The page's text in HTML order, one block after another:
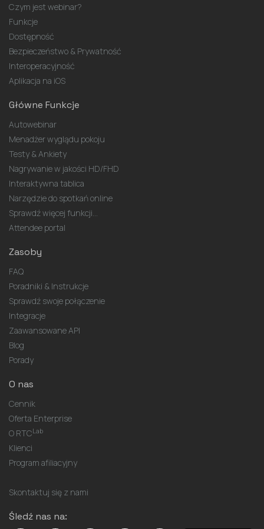
Czym jest webinar?
Funkcje
Dostępność
Bezpieczeństwo & Prywatność
Interoperacyjność
Aplikacja na iOS
Główne Funkcje
Autowebinar
Menadżer wyglądu pokoju
Testy & Ankiety
Nagrywanie w jakości HD/FHD
Interaktywna tablica
Narzędzie do spotkań online
Sprawdź więcej funkcji...
Attendee portal
Zasoby
FAQ
Poradniki & Instrukcje
Sprawdź swoje połączenie
Integracje
Zaawansowane API
Blog
Porady
O nas
Cennik
Oferta Enterprise
O RTCLab
Klienci
Program afiliacyjny
Skontaktuj się z nami
Śledź nas na: